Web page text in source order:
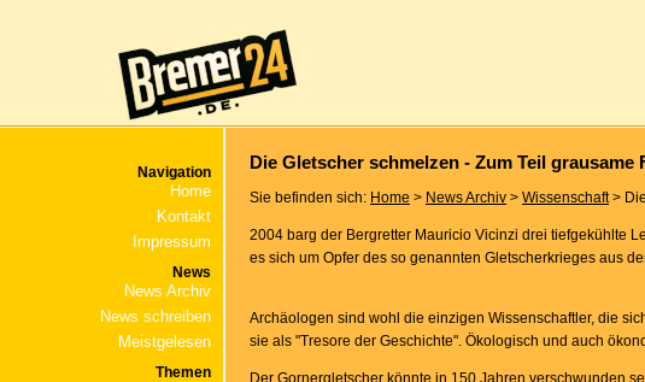
Navigation
Home
Kontakt
Impressum
News
News Archiv
News schreiben
Meistgelesen
Themen
Die Gletscher schmelzen - Zum Teil grausame
Sie befinden sich: Home > News Archiv > Wissenschaft>
2004 barg der Bergretter Mauricio Vicinzi drei tiefgekühlte
es sich um Opfer des so genannten Gletscherkrieges aus
Archäologen sind wohl die einzigen Wissenschaftler, die
sie als "Tresore der Geschichte". Ökologisch und auch
Der Gornergletscher könnte in 150 Jahren verschwunden